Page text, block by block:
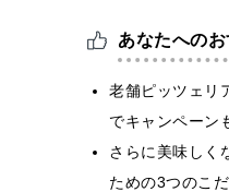
あなたへの
老舗ピッツェリ
でキャンペーン
さらに美味しく
ための3つのこ